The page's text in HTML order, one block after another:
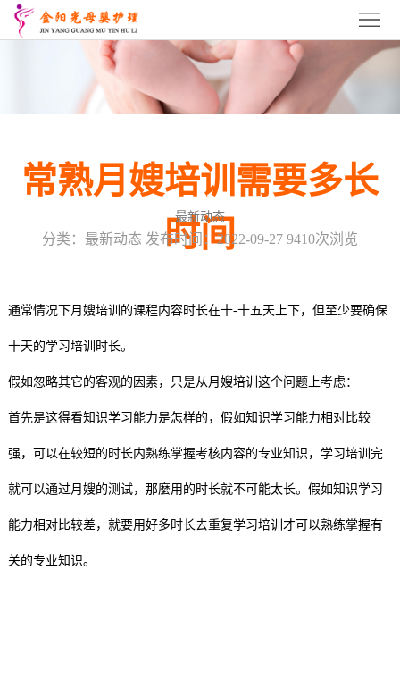
训
师
培
训
乳
师
培
训
产
康
培
训
熟
产
后
修
服
务
项
目
招
商
联
常熟月嫂培训需要多长
时间
最新动态
分类：最新动态 发布时间：2022-09-27 9410次浏览
通常情况下月嫂培训的课程内容时长在十-十五天上下，但至少要确保
十天的学习培训时长。
假如忽略其它的客观的因素，只是从月嫂培训这个问题上考虑：
首先是这得看知识学习能力是怎样的，假如知识学习能力相对比较
强，可以在较短的时长内熟练掌握考核内容的专业知识，学习培训完
就可以通过月嫂的测试，那麼用的时长就不可能太长。假如知识学习
能力相对比较差，就要用好多时长去重复学习培训才可以熟练掌握有
关的专业知识。